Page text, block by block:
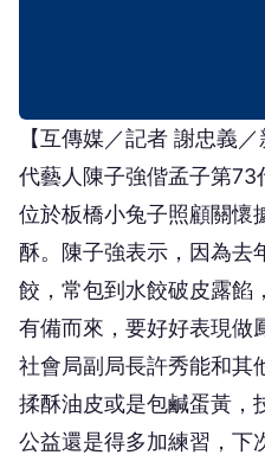
【互傳媒／記者 謝忠義
代藝人陳子強偕孟子第73
位於板橋小兔子照顧關懷
酥。陳子強表示，因為去
餃，常包到水餃破皮露餡
有備而來，要好好表現做
社會局副局長許秀能和其
揉酥油皮或是包鹹蛋黃，
公益還是得多加練習，下